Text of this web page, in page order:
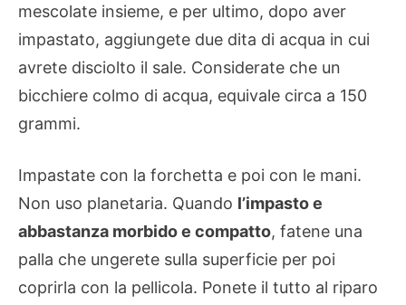
mescolate insieme, e per ultimo, dopo aver
impastato, aggiungete due dita di acqua in cui
avrete disciolto il sale. Considerate che un
bicchiere colmo di acqua, equivale circa a 150
grammi.
Impastate con la forchetta e poi con le mani.
Non uso planetaria. Quando l’impasto e
abbastanza morbido e compatto, fatene una
palla che ungerete sulla superficie per poi
coprirla con la pellicola. Ponete il tutto al riparo